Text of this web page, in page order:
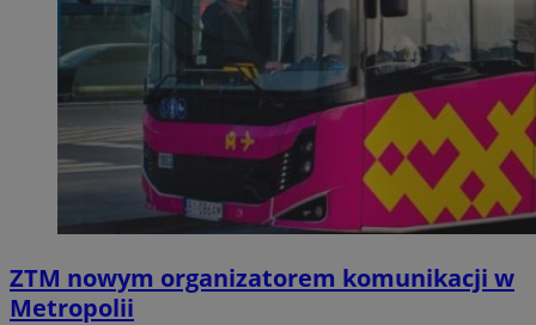
ZTM nowym organizatorem komunikacji w
Metropolii